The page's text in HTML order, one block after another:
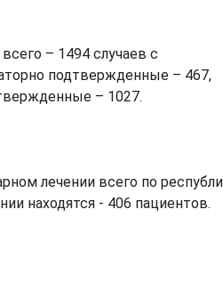
– 1494 случаев с
подтвержденные – 467,
– 1027.
лечении всего по
находятся - 406 пациентов.